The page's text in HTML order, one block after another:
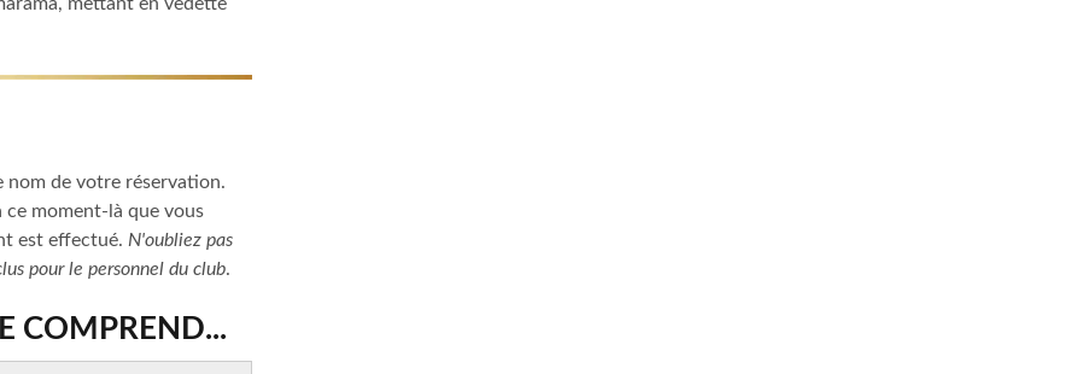
nom de votre réservation.
moment-là que vous
est effectué. N'oubliez pas
pour le personnel du club.
COMPREND...